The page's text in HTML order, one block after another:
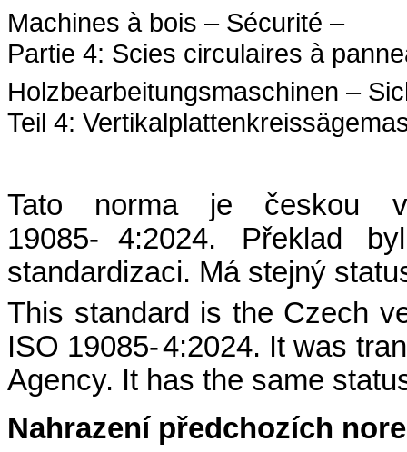
Machines à bois – Sécurité –
Partie 4: Scies circulaires à
Holzbearbeitungsmaschinen –
Teil 4:
Tato norma je českou
19085-
4:2024. Překlad
standardizaci. Má stejný
This standard is the Czech
ISO 19085-4:2024. It was
Agency. It has the same
Nahrazení předchozích